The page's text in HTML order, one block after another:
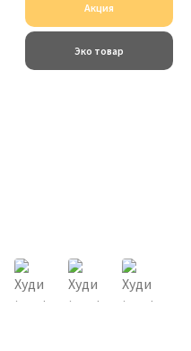
Акция
Эко товар